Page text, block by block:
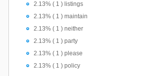
2.13% ( 1 ) listings
2.13% ( 1 ) maintain
2.13% ( 1 ) neither
2.13% ( 1 ) party
2.13% ( 1 ) please
2.13% ( 1 ) policy